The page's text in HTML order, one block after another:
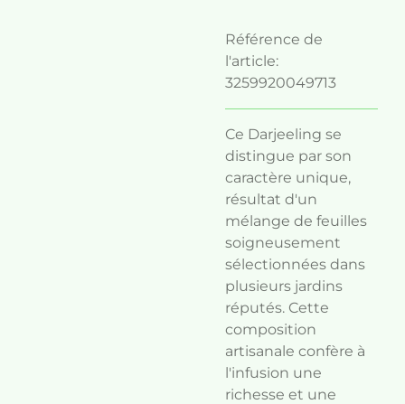
Référence de
l'article:
3259920049713
Ce Darjeeling se
distingue par son
caractère unique,
résultat d'un
mélange de feuilles
soigneusement
sélectionnées dans
plusieurs jardins
réputés. Cette
composition
artisanale confère à
l'infusion une
richesse et une